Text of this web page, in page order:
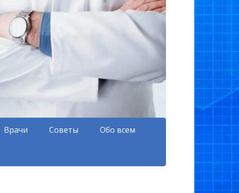
Врачи Советы Обо всем